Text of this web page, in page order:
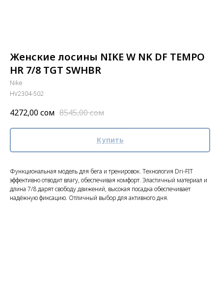
Женские лосины NIKE W NK DF TEMPO
HR 7/8 TGT SWHBR
Nike
HV2304-502
4272,00сом 8545,00сом
Купить
Функциональная модель для бега и тренировок. Технология Dri-FIT
эффективно отводит влагу, обеспечивая комфорт. Эластичный материал и
длина 7/8 дарят свободу движений, высокая посадка обеспечивает
надёжную фиксацию. Отличный выбор для активного дня.